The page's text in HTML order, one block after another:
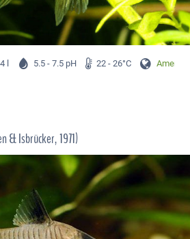
l 5.5 - 7.5 pH 22 - 26°C
& Isbrücker, 1971)